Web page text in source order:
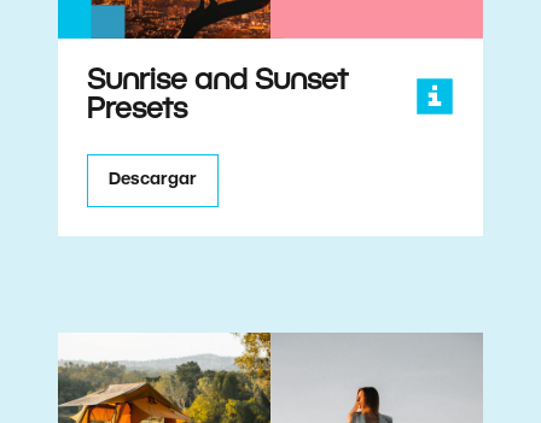
Sunrise and Sunset
Presets
Descargar